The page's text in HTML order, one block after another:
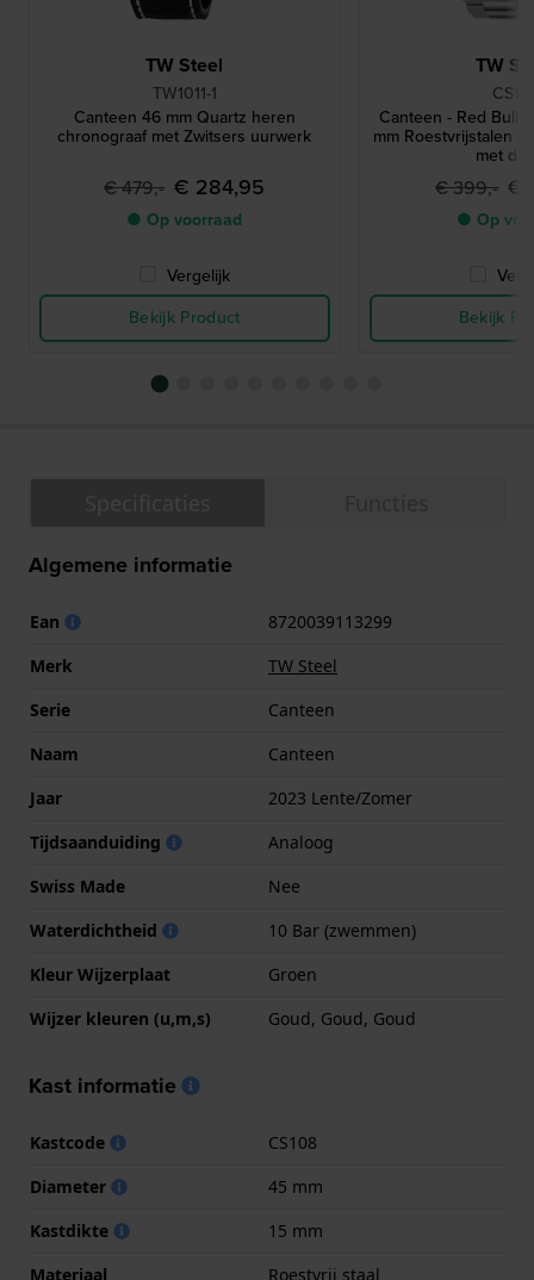
TW Steel
TW1011-1
Canteen 46 mm Quartz heren
chronograaf met Zwitsers uurwerk
€ 479,- € 284,95
● Op voorraad
Vergelijk
Bekijk Product
TW
Canteen - Red Bull
mm Roestvrijstalen
met
€ 399,- €
● Op
Bekijk
Algemene informatie
Ean
8720039113299
Merk
TW Steel
Serie
Canteen
Naam
Canteen
Jaar
2023 Lente/Zomer
Tijdsaanduiding
Analoog
Swiss Made
Nee
Waterdichtheid
10 Bar (zwemmen)
Kleur Wijzerplaat
Groen
Wijzer kleuren (u,m,s)
Goud, Goud, Goud
Kast informatie
Kastcode
CS108
Diameter
45 mm
Kastdikte
15 mm
Materiaal
Roestvrij staal